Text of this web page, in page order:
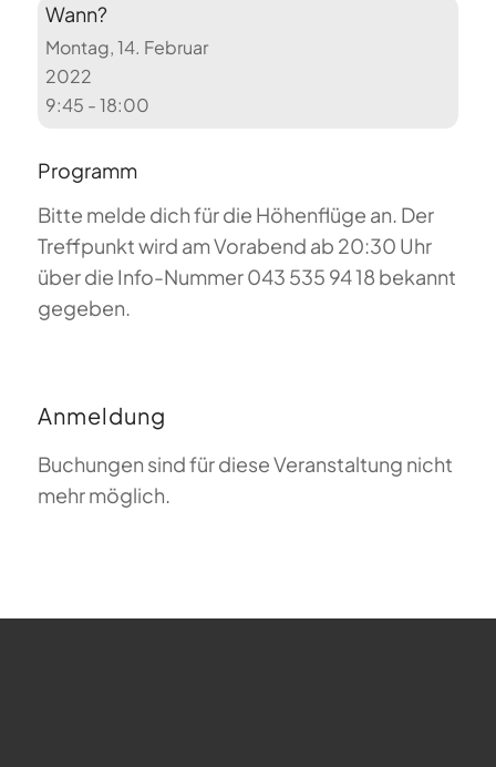
Wann?
Montag, 14. Februar
2022
9:45 - 18:00
Programm
Bitte melde dich für die Höhenflüge an. Der
Treffpunkt wird am Vorabend ab 20:30 Uhr
über die Info-Nummer 043 535 94 18 bekannt
gegeben.
Anmeldung
Buchungen sind für diese Veranstaltung nicht
mehr möglich.